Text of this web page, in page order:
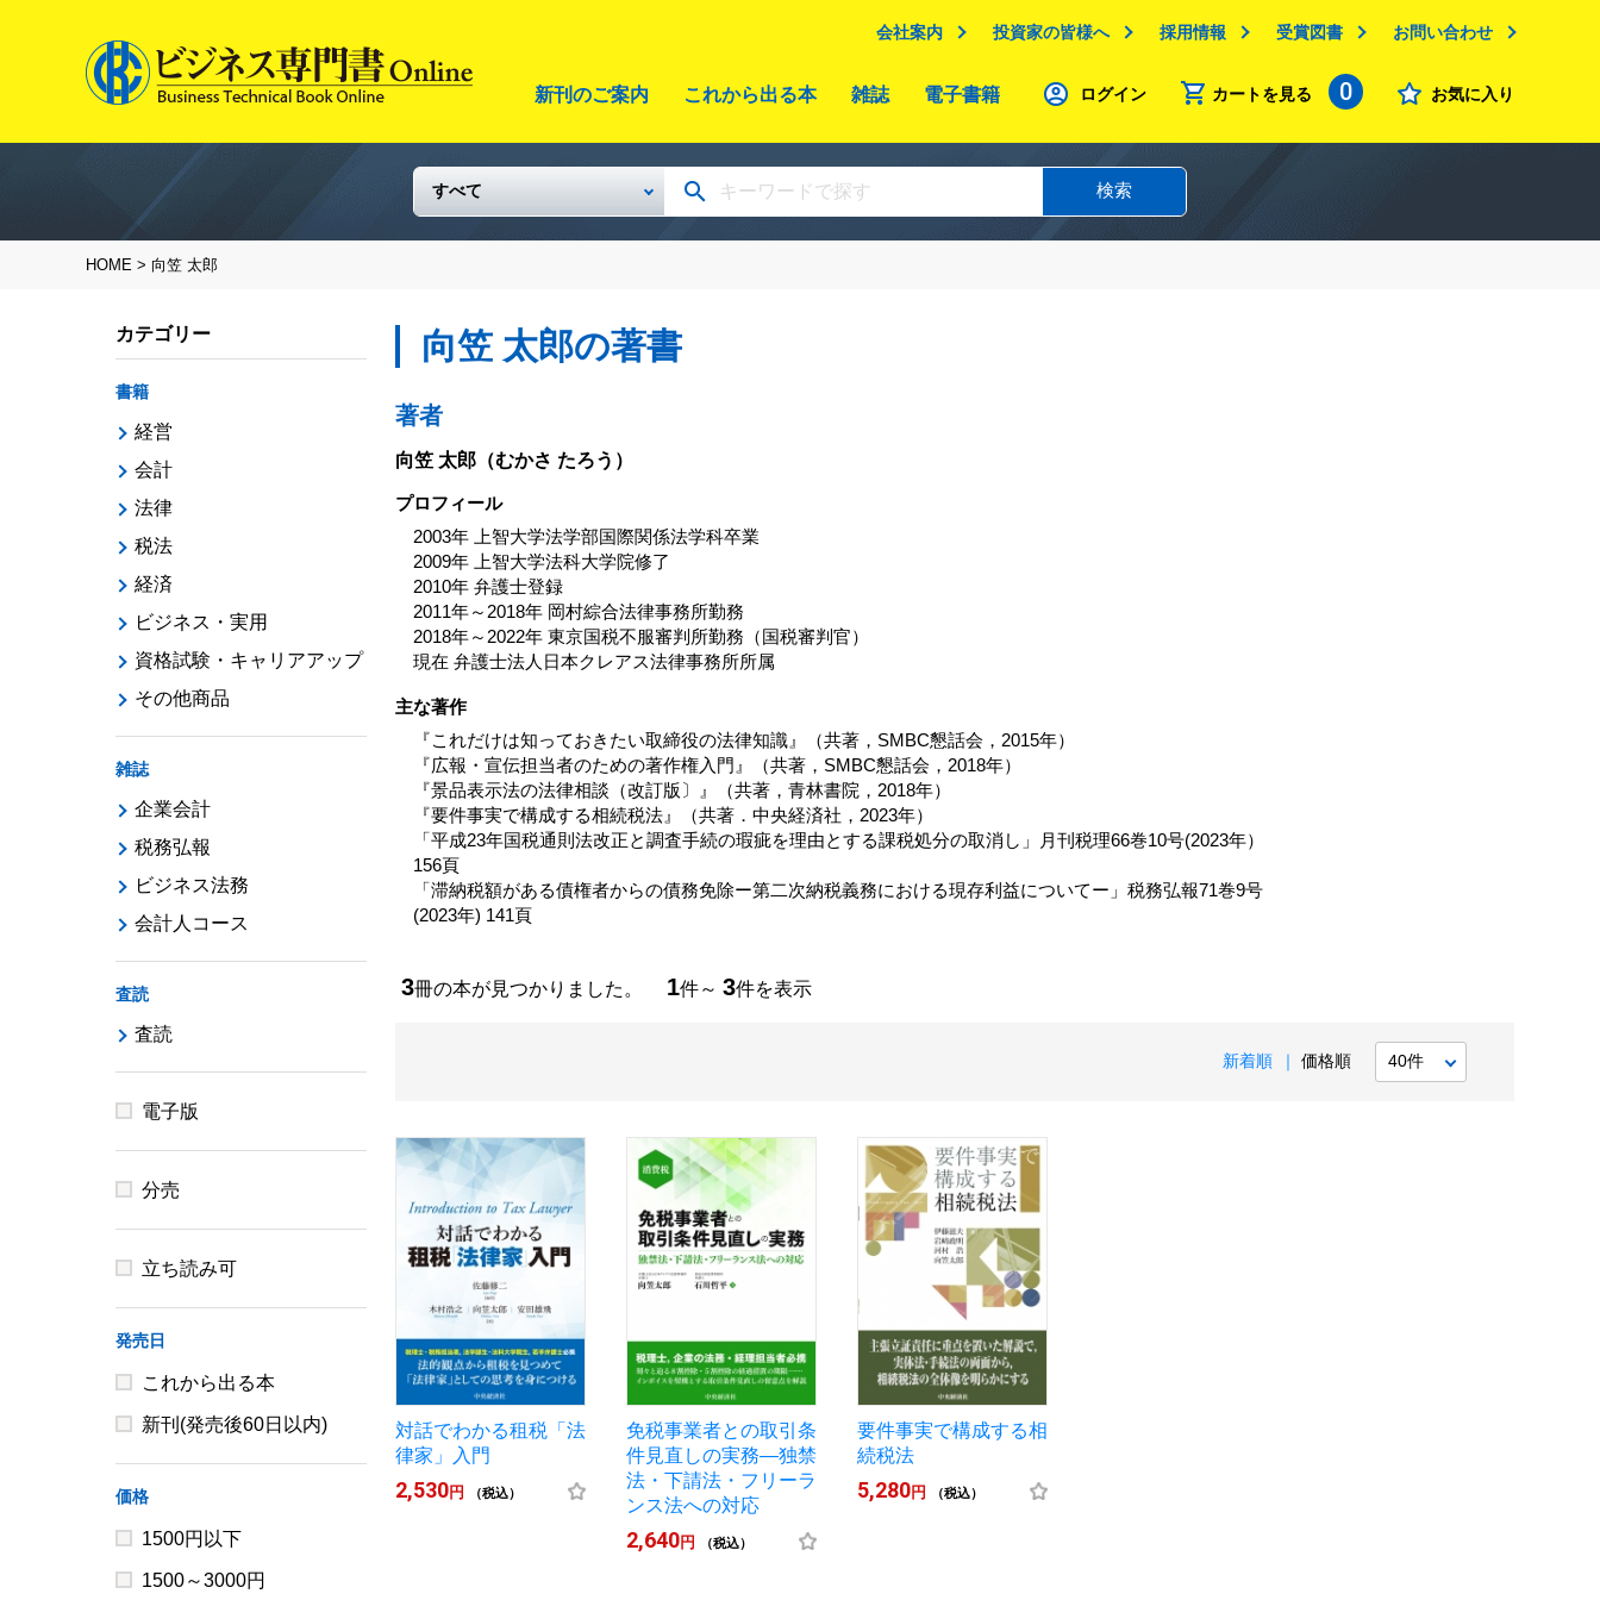
会社案内 投資家の皆様へ 採用情報 受賞図書 お問い合わせ
新刊のご案内 これから出る本 雑誌 電子書籍 ログイン カートを見る 0 お気に入り
検索
HOME > 向笠 太郎
向笠 太郎の著書
著者
向笠 太郎 （むかさ たろう）
プロフィール
2003年 上智大学法学部国際関係法学科卒業
2009年 上智大学法科大学院修了
2010年 弁護士登録
2011年～2018年 岡村綜合法律事務所勤務
2018年～2022年 東京国税不服審判所勤務（国税審判官）
現在 弁護士法人日本クレアス法律事務所所属
主な著作
『これだけは知っておきたい取締役の法律知識』（共著，SMBC懇話会，2015年）
『広報・宣伝担当者のための著作権入門』（共著，SMBC懇話会，2018年）
『景品表示法の法律相談（改訂版〕』（共著，青林書院，2018年）
『要件事実で構成する相続税法』（共著．中央経済社，2023年）
「平成23年国税通則法改正と調査手続の瑕疵を理由とする課税処分の取消し」月刊税理66巻10号(2023年）
156頁
「滞納税額がある債権者からの債務免除ー第二次納税義務における現存利益についてー」税務弘報71巻9号
(2023年) 141頁
3冊の本が見つかりました。 1件～ 3件を表示
新着順 価格順
対話でわかる租税「法
律家」入門
2,530円 （税込）
免税事業者との取引条
件見直しの実務―独禁
法・下請法・フリーラ
ンス法への対応
2,640円 （税込）
要件事実で構成する相
続税法
5,280円 （税込）
カテゴリー
書籍
経営
会計
法律
税法
経済
ビジネス・実用
資格試験・キャリアアップ
その他商品
雑誌
企業会計
税務弘報
ビジネス法務
会計人コース
査読
査読
電子版
分売
立ち読み可
発売日
これから出る本
新刊(発売後60日以内)
価格
1500円以下
1500～3000円